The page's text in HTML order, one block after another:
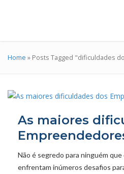
Home » Posts Tagged "dificuldades
As maiores
Não é segredo para ninguém
enfrentam inúmeros desafios